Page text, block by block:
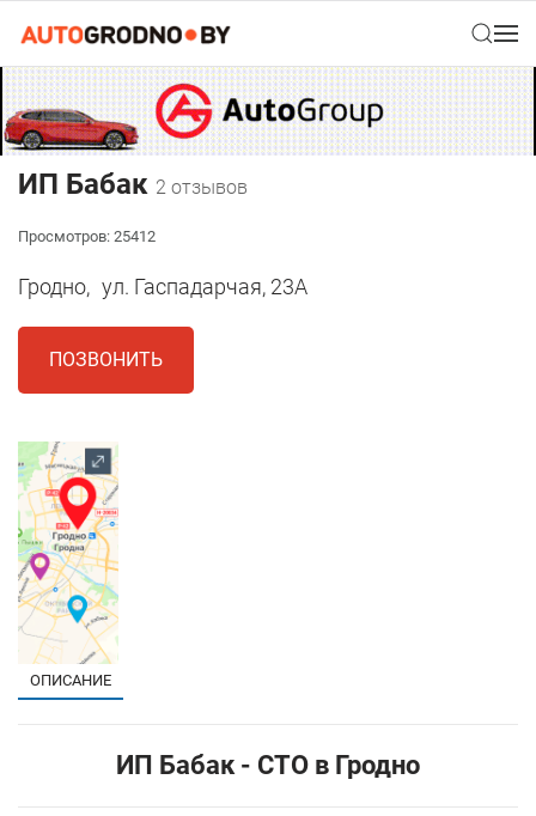
ИП Бабак 2 отзывов
Просмотров: 25412
Гродно, ул. Гаспадарчая, 23А
ПОЗВОНИТЬ
ОПИСАНИЕ
ИП Бабак - СТО в Гродно